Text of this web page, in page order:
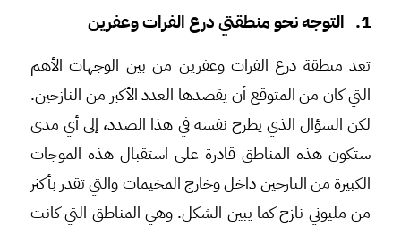
1. التوجه نحو منطقتي درع الفرات وعفرين
تعد منطقة درع الفرات وعفرين من بين الوجهات الأهم
التي كان من المتوقع أن يقصدها العدد الأكبر من النازحين.
لكن السؤال الذي يطرح نفسه في هذا الصدد، إلى أي مدى
ستكون هذه المناطق قادرة على استقبال هذه الموجات
الكبيرة من النازحين داخل وخارج المخيمات والتي تقدر بأكثر
من مليوني نازح كما يبين الشكل. وهي المناطق التي كانت